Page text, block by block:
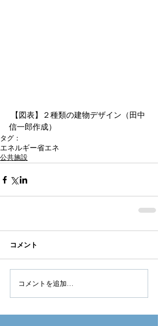
信一郎作成）
タグ：
エネルギー省エネ
公共施設
コメント
コメントを追加…